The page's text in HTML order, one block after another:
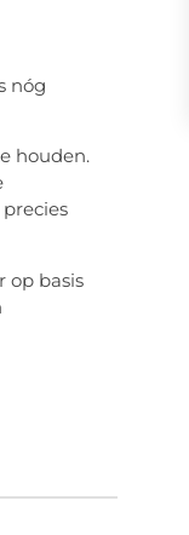
nóg
houden.
op basis